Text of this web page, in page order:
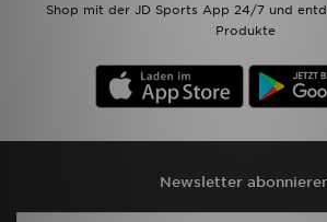
Shop mit der JD Sports App 24/7 und
Produkte
Newsletter